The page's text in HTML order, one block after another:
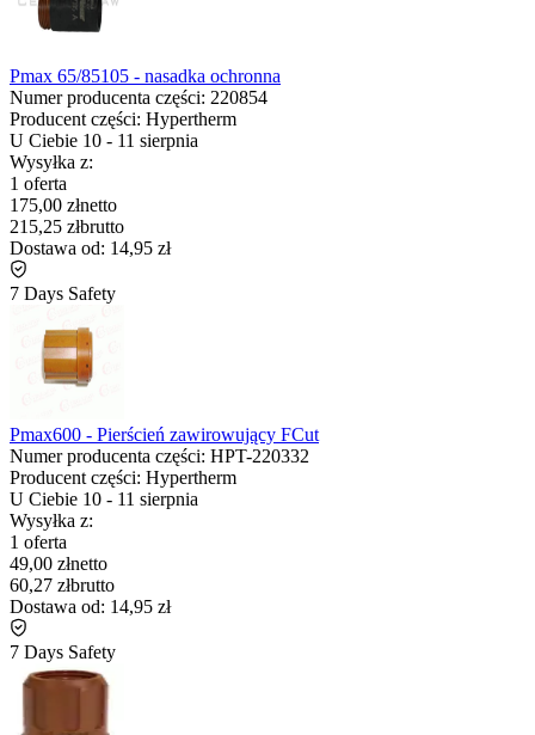
Pmax 65/85105 - nasadka ochronna
Numer producenta części: 220854
Producent części: Hypertherm
U Ciebie 10 - 11 sierpnia
Wysyłka z:
1 oferta
175,00 złnetto
215,25 złbrutto
Dostawa od: 14,95 zł
7 Days Safety
Pmax600 - Pierścień zawirowujący FCut
Numer producenta części: HPT-220332
Producent części: Hypertherm
U Ciebie 10 - 11 sierpnia
Wysyłka z:
1 oferta
49,00 złnetto
60,27 złbrutto
Dostawa od: 14,95 zł
7 Days Safety